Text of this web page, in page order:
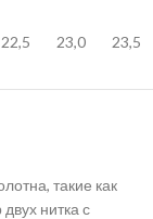
22,5 23,0 23,5
такие как
нитка с